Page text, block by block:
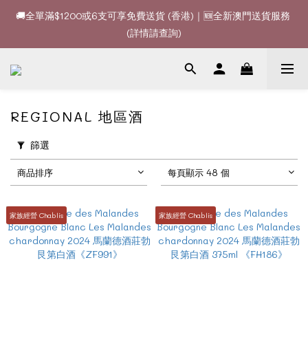
🚚全單滿$1200或6支可享免費送貨 (香港)｜🆕全新澳門送貨服務
(詳情請查詢)
🚚全單滿$1200或6支可享免費送貨 (香港)｜🆕全新澳門送貨服務
(詳情請查詢)
🍷酒款、優惠經常更新，請時刻追蹤我地😊｜🤵👰Wine Couple
🚚全單滿$1200或6支可享免費送貨 (香港)｜🆕全新澳門送貨服務
REGIONAL 地區酒
篩選
商品排序 每頁顯示 48 個
家族經營 Chablis 家族經營 Chablis